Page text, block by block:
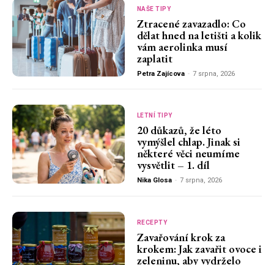
NAŠE TIPY
Ztracené zavazadlo: Co
dělat hned na letišti a kolik
vám aerolinka musí
zaplatit
Petra Zajícova - 7 srpna, 2026
LETNÍ TIPY
20 důkazů, že léto
vymýšlel chlap. Jinak si
některé věci neumíme
vysvětlit – 1. díl
Nika Glosa - 7 srpna, 2026
RECEPTY
Zavařování krok za
krokem: Jak zavařit ovoce i
zeleninu, aby vydrželo